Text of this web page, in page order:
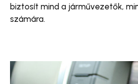
biztosít mind a járművezetők,
számára.